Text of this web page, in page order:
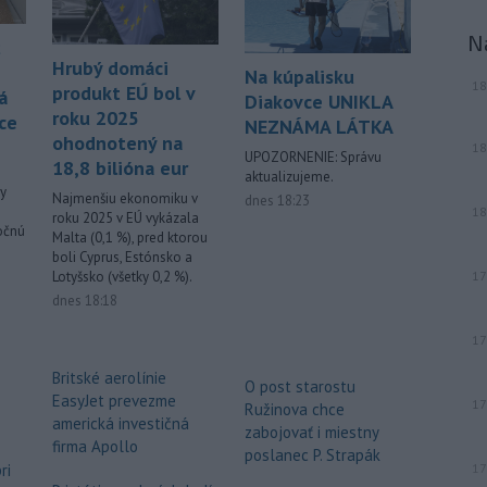
Jeffreyho Epsteina.
Hrubý domáci
produkt EÚ bol v
roku 2025
ohodnotený na
18,8 bilióna eur
Najmenšiu ekonomiku v
roku 2025 v EÚ vykázala
Malta (0,1 %), pred ktorou
boli Cyprus, Estónsko a
Lotyšsko (všetky 0,2 %).
dnes 18:18
Britské aerolínie
EasyJet prevezme
americká investičná
firma Apollo
Na kúpalisku
Diakovce UNIKLA
NEZNÁMA LÁTKA
UPOZORNENIE: Správu
aktualizujeme.
dnes 18:23
O post starostu
Ružinova chce
zabojovať i miestny
poslanec P. Strapák